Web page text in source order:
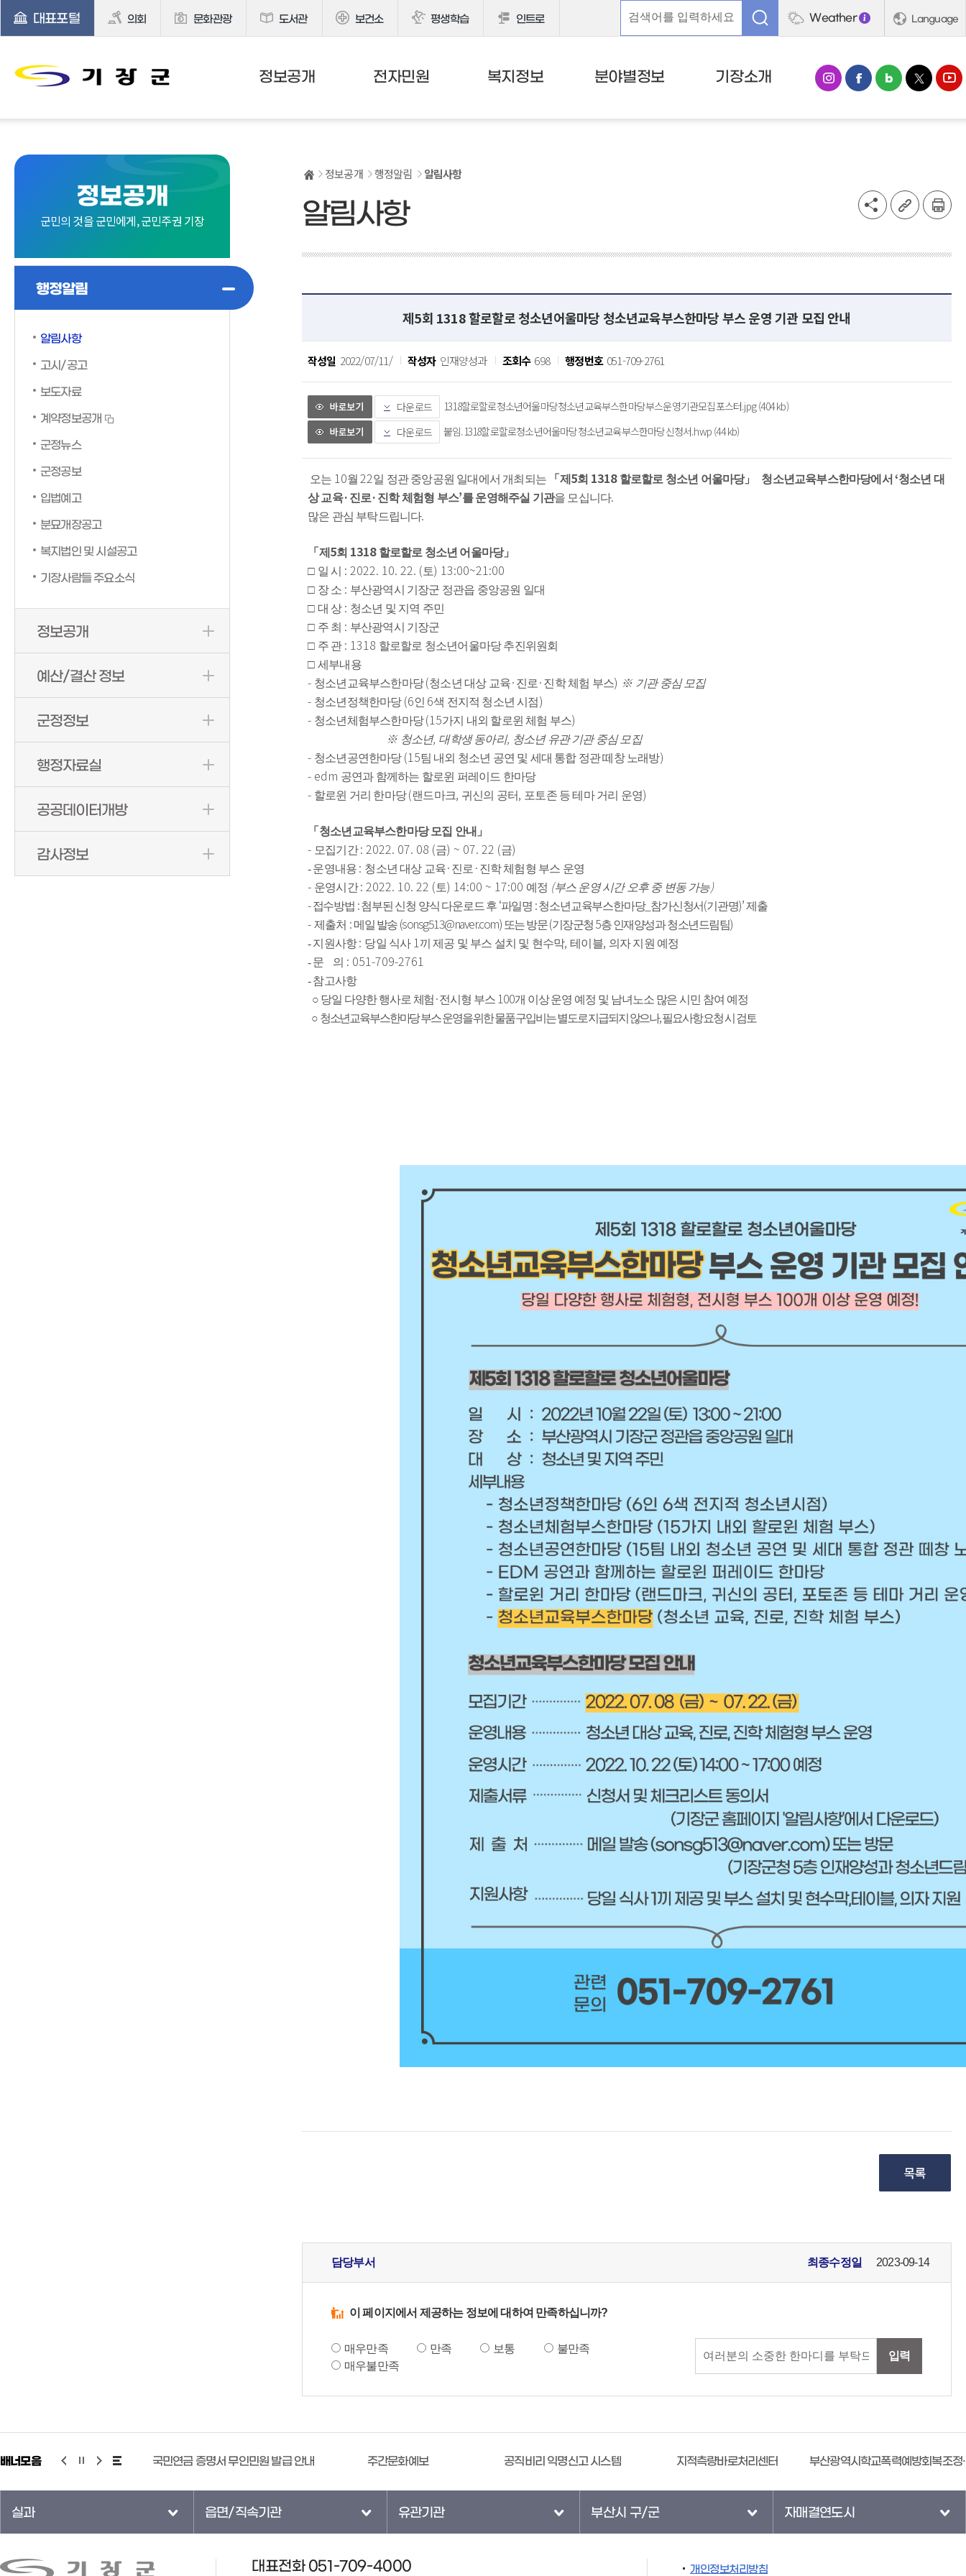
대표포털 의회 문화관광 도서관 보건소 평생학습 인트로 Weather Language
정보공개 전자민원 복지정보 분야별정보 기장소개
정보공개
군민의 것을 군민에게, 군민주권 기장
행정알림
알림사항
고시/공고
보도자료
계약정보공개
군정뉴스
군정공보
입법예고
분묘개장공고
복지법인 및 시설공고
기장사람들 주요소식
정보공개
예산/결산 정보
군정정보
행정자료실
공공데이터개방
감사정보
정보공개 행정알림 알림사항
알림사항
제5회 1318 할로할로 청소년어울마당 청소년교육부스한마당 부스 운영 기관 모집 안내
작성일 2022/07/11/ 작성자 인재양성과 조회수 698 행정번호 051-709-2761
다운로드
1318할로할로청소년어울마당청소년교육부스한마당부스운영기관모집포스터.jpg (404 kb)
다운로드
붙임.1318할로할로청소년어울마당청소년교육부스한마당신청서.hwp (44 kb)
오는 10월 22일 정관 중앙공원 일대에서 개최되는 「제 5회 1318 할로할로 청소년 어울마당」 청소년교육부스한마당에서 ‘청소년 대
상 교육· 진로· 진학 체험형 부스’를 운영해주실 기관을 모십니다.
많은 관심 부탁드립니다.
「 제 5회 1318 할로할로 청소년 어울마당」
□ 일 시 : 2022. 10. 22. ( 토) 13:00~21:00
□ 장 소 : 부산광역시 기장군 정관읍 중앙공원 일대
□ 대 상 : 청소년 및 지역 주민
□ 주 최 : 부산광역시 기장군
□ 주 관 : 1318 할로할로 청소년어울마당 추진위원회
□ 세부내용
- 청소년교육부스한마당 (청소년 대상 교육· 진로 · 진학 체험 부스) ※ 기관 중심 모집
- 청소년정책한마당 (6인 6색 전지적 청소년 시점)
- 청소년체험부스한마당 (15가지 내외 할로윈 체험 부스)
※ 청소년, 대학생 동아리, 청소년 유관 기관 중심 모집
- 청소년공연한마당 (15팀 내외 청소년 공연 및 세대 통합 정관 떼창 노래방)
- edm 공연과 함께하는 할로윈 퍼레이드 한마당
- 할로윈 거리 한마당 (랜드마크, 귀신의 공터, 포토존 등 테마 거리 운영)
「 청소년교육부스한마당 모집 안내 」
- 모집기간 : 2022. 07. 08 (금) ~ 07. 22 (금)
- 운영내용 : 청소년 대상 교육· 진로 · 진학 체험형 부스 운영
- 운영시간 : 2022. 10. 22 ( 토) 14:00 ~ 17:00 예정 (부스 운영 시간 오후 중 변동 가능)
- 접수방법 : 첨부된 신청 양식 다운로드 후 ‘파일명 : 청소년교육부스한마당_ 참가신청서(기관명)’ 제출
- 제출처 : 메일 발송 (sonsg513@naver.com) 또는 방문 (기장군청 5층 인재양성과 청소년드림팀)
- 지원사항 : 당일 식사 1끼 제공 및 부스 설치 및 현수막, 테이블, 의자 지원 예정
- 문    의 : 051-709-2761
- 참고사항
○ 당일 다양한 행사로 체험 ·전시형 부스 100개 이상 운영 예정 및 남녀노소 많은 시민 참여 예정
○ 청소년교육부스한마당 부스 운영을 위한 물품 구입비는 별도로 지급되지 않으나, 필요사항 요청 시 검토
담당부서 최종수정일 2023-09-14
이 페이지에서 제공하는 정보에 대하여 만족하십니까?
매우만족 만족 보통
불만족
매우불만족
입력
배너모음
국민안전교육플랫폼 국민연금 증명서 무인민원 발급 안내 주간문화예보 공직비리 익명신고 시스템 지적측량바로처리센터 부산광역시학교폭력예방회복조정센터
실과 읍면/직속기관 유관기관 부산시 구/군 자매결연도시
대표전화 051-709-4000 개인정보처리방침